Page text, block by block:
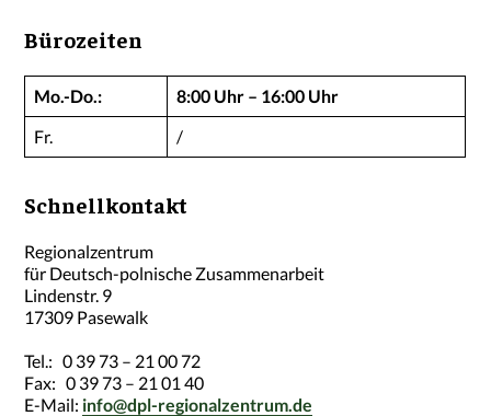
Bürozeiten
Mo.-Do.:
8:00 Uhr – 16:00 Uhr
Fr.
/
Schnellkontakt
Regionalzentrum
für Deutsch-polnische Zusammenarbeit
Lindenstr. 9
17309 Pasewalk
Tel.: 0 39 73 – 21 00 72
Fax: 0 39 73 – 21 01 40
E-Mail: info@dpl-regionalzentrum.de